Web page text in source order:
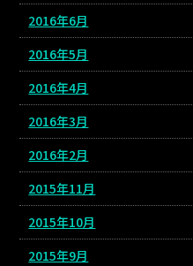
2016年6月
2016年5月
2016年4月
2016年3月
2016年2月
2015年11月
2015年10月
2015年9月